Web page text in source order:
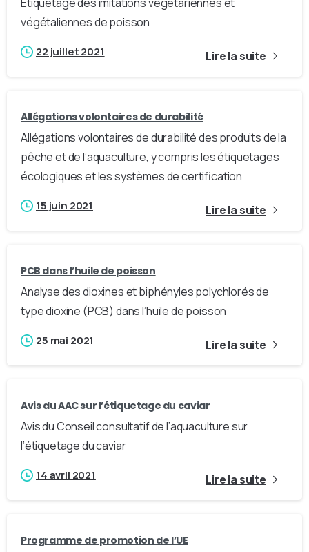
végétaliennes de poisson
22 juillet 2021 Lire la suite
Allégations volontaires de durabilité
Allégations volontaires de durabilité des produits de la
pêche et de l’aquaculture, y compris les étiquetages
écologiques et les systèmes de certification
15 juin 2021 Lire la suite
PCB dans l’huile de poisson
Analyse des dioxines et biphényles polychlorés de
type dioxine (PCB) dans l’huile de poisson
25 mai 2021 Lire la suite
Avis du AAC sur l’étiquetage du caviar
Avis du Conseil consultatif de l’aquaculture sur
l’étiquetage du caviar
14 avril 2021 Lire la suite
Programme de promotion de l’UE